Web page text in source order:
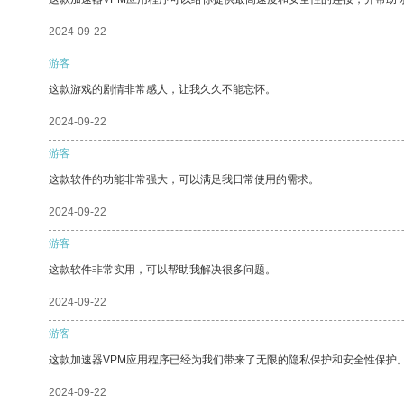
2024-09-22
游客
这款游戏的剧情非常感人，让我久久不能忘怀。
2024-09-22
游客
这款软件的功能非常强大，可以满足我日常使用的需求。
2024-09-22
游客
这款软件非常实用，可以帮助我解决很多问题。
2024-09-22
游客
这款加速器VPM应用程序已经为我们带来了无限的隐私保护和安全性保护
2024-09-22